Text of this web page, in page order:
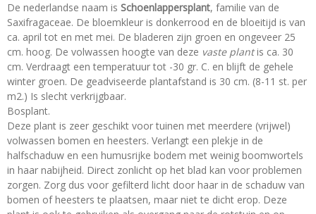
De nederlandse naam is Schoenlappersplant, familie van de
Saxifragaceae. De bloemkleur is donkerrood en de bloeitijd is van
ca. april tot en met mei. De bladeren zijn groen en ongeveer 25
cm. hoog. De volwassen hoogte van deze vaste plantis ca. 30
cm. Verdraagt een temperatuur tot -30 gr. C. en blijft de gehele
winter groen. De geadviseerde plantafstand is 30 cm. (8-11 st. per
m2.) Is slecht verkrijgbaar.
Bosplant.
Deze plant is zeer geschikt voor tuinen met meerdere (vrijwel)
volwassen bomen en heesters. Verlangt een plekje in de
halfschaduw en een humusrijke bodem met weinig boomwortels
in haar nabijheid. Direct zonlicht op het blad kan voor problemen
zorgen. Zorg dus voor gefilterd licht door haar in de schaduw van
bomen of heesters te plaatsen, maar niet te dicht erop. Deze